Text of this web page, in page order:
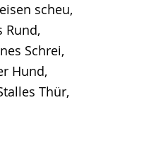
scheu,
Rund,
Schrei,
Hund,
Thür,